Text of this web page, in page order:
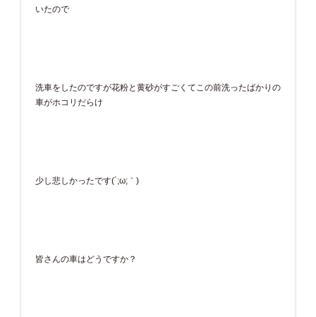
いたので
洗車をしたのですが花粉と黄砂がすごくてこの前洗ったばかりの
車がホコリだらけ
少し悲しかったです(´;ω;｀)
皆さんの車はどうですか？